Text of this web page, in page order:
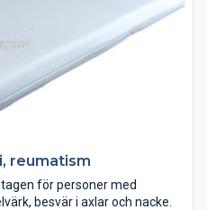
reumatism
för personer med
besvär i axlar och nacke.